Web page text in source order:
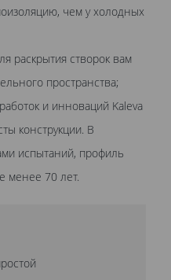
чем у холодных
раскрытия створок вам
пространства;
и инноваций Kaleva
конструкции. В
испытаний, профиль
менее 70 лет.